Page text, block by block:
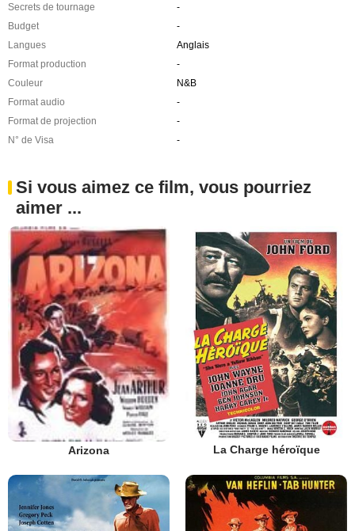
Secrets de tournage
-
Budget
-
Langues
Anglais
Format production
-
Couleur
N&B
Format audio
-
Format de projection
-
N° de Visa
-
Si vous aimez ce film, vous pourriez
aimer ...
Arizona La Charge héroïque